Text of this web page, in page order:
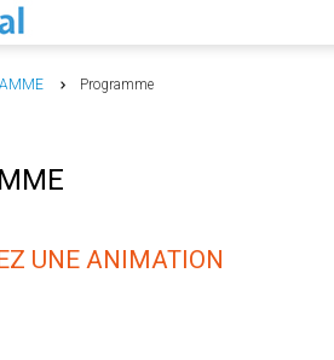
Programme
UNE ANIMATION